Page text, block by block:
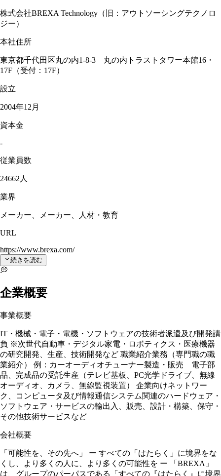
株式会社BREXA Technology（旧：アウトソーシングテクノロ
ジー）
本社住所
東京都千代田区丸の内1-8-3 丸の内トラストタワー本館16・
17F（受付：17F）
設立
2004年12月
資本金
-
従業員数
24662人
業界
メーカー、メーカー、人材・教育
URL
https://www.brexa.com/
続きを読む
💭
企業概要
事業概要
IT・機械・電子・電機・ソフトウェアの技術者派遣及び開発請
負 ※次世代自動車・デジタル家電・ロボティクス・医療機器
の研究開発、生産、技術開発など 職業紹介業務（専門職の職
業紹介） 例：カーオーディオチューナー製造・販売 電子部
品、完成品の受託生産（テレビ基板、PC光学ドライブ、無線
オーディオ、カメラ、無線監視装置） 企業向けネットワー
ク、コンピュータ及び情報通信システム関連のハードウェア・
ソフトウェア・サービスの輸出入、販売、設計・構築、保守・
その他技術サービスなど
会社概要
「可能性を、その先へ」 ー すべての「はたらく」に境界をな
くし、より多くの人に、より多くの可能性を ー 「BREXA」
は、グループのパーパスである「すべての『はたらく』に境界